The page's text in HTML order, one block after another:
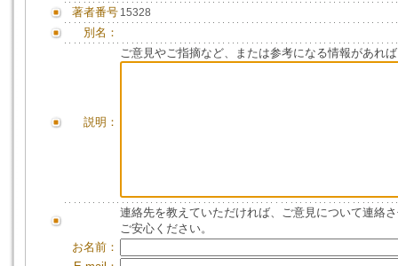
著者番号 15328
別名：
説明：
ご意見やご指摘など、または参考になる情報があれ
連絡先を教えていただければ、ご意見について連絡
ご安心ください。
お名前：